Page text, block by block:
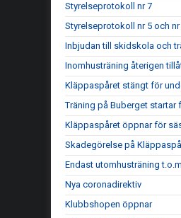
Styrelseprotokoll nr 7
Styrelseprotokoll nr 5 och nr
Inbjudan till skidskola och
Inomhusträning återigen
Kläppaspåret stängt för
Träning på Buberget
Kläppaspåret öppnar för
Skadegörelse på
Endast utomhusträning
Nya coronadirektiv
Klubbshopen öppnar